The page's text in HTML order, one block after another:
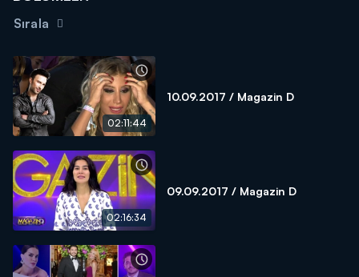
Sırala
02:11:44
10.09.2017 / Magazin D
02:16:34
09.09.2017 / Magazin D